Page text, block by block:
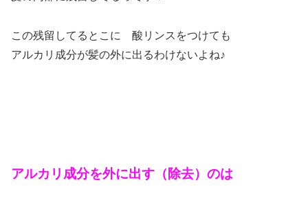
この残留してるとこに 酸リンスをつけても
アルカリ成分が髪の外に出るわけないよね♪
アルカリ成分を外に出す（除去）のは